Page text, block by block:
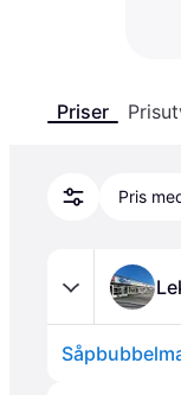
Priser
Pris